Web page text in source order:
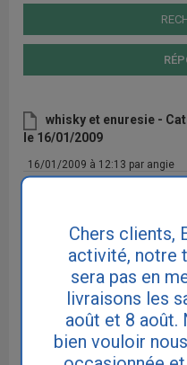
whisky et enuresie -
le 16/01/2009
16/01/2009 à 12:13 par angie
remarqué que cela arrivé
facteur qui accentue l'énurésie
Chers clients,
activité, notre
sera pas en
livraisons les
août et 8 août.
bien vouloir